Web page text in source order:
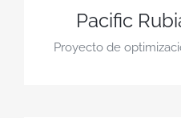
Pacific
Proyecto de